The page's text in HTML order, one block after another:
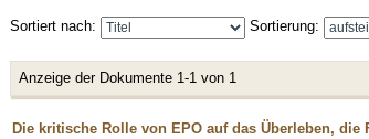
Sortiert nach: Sortierung:
Anzeige der Dokumente 1-1 von 1
Die kritische Rolle von EPO auf das Überleben,